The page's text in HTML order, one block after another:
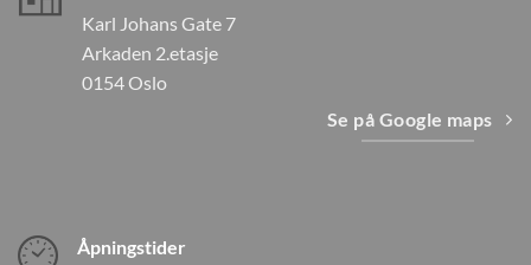
Karl Johans Gate 7
Arkaden 2.etasje
0154 Oslo
Se på Google maps
Åpningstider